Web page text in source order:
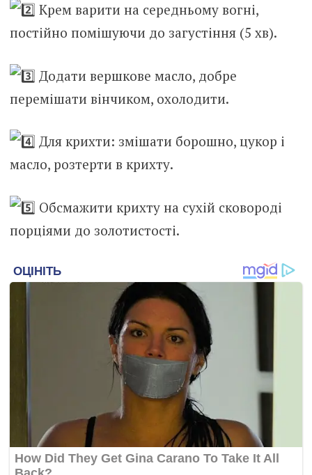
Крем варити на середньому вогні,
постійно помішуючи до загустіння (5 хв).
Додати вершкове масло, добре
перемішати вінчиком, охолодити.
Для крихти: змішати борошно, цукор і
масло, розтерти в крихту.
Обсмажити крихту на сухій сковороді
порціями до золотистості.